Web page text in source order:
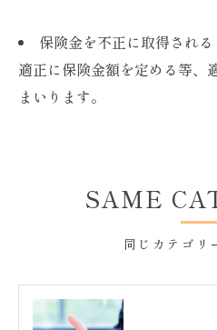
保険金を不正に取得される
適正に保険金額を定める等、
まいります。
同じカテゴリ
SAME